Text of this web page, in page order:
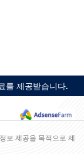
를 제공받습니다.
보 제공을 목적으로 제